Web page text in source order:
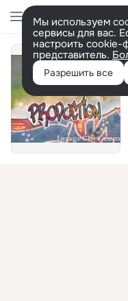
Мы используем
сервисы для вас.
настроить
представитель.
Разрешить все